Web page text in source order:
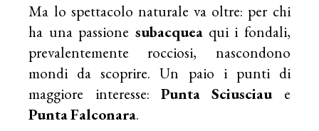
Ma lo spettacolo naturale va oltre: per chi
ha una passione subacqueaqui i fondali,
prevalentemente rocciosi, nascondono
mondi da scoprire. Un paio i punti di
maggiore interesse: Punta Sciusciaue
PuntaFalconara.